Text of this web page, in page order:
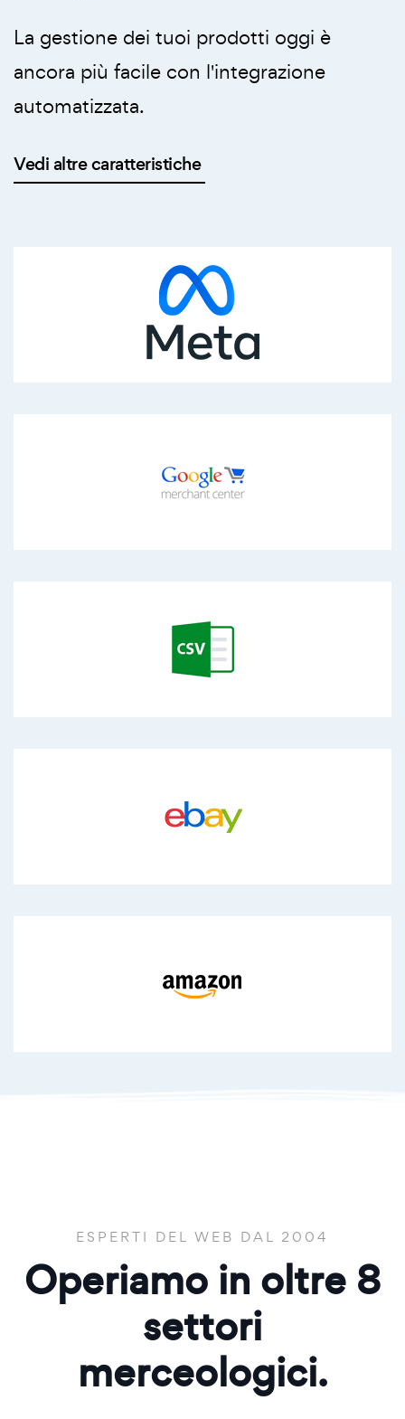
La gestione dei tuoi prodotti oggi è
ancora più facile con l'integrazione
automatizzata.
Vedi altre caratteristiche
ESPERTI DEL WEB DAL 2004
Operiamo in oltre 8
settori
merceologici.